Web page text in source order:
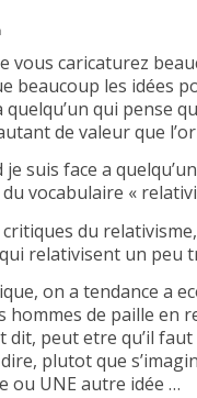
vous caricaturez
beaucoup les idées
qui pense
de valeur que
suis face a
vocabulaire «
du
relativisent un peu
on a tendance a
hommes de paille en
dit, peut etre qu’il
plutot que
ou UNE autre idée …